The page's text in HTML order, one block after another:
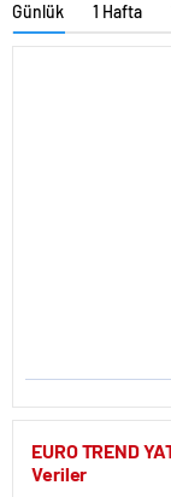
Günlük 1 Hafta
EURO TREND
Veriler